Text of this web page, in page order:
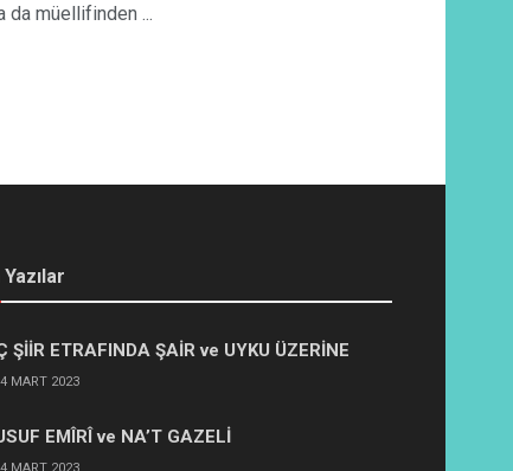
da müellifinden ...
ŞİİR ETRAFINDA ŞAİR ve UYKU ÜZERİNE
4 MART 2023
EMÎRÎ ve NA’T GAZELİ